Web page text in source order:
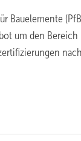
Bauelemente
um den